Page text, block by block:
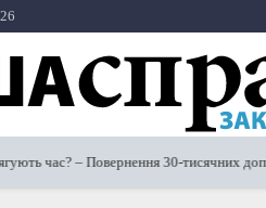
час? – Повернення 30-тисячних